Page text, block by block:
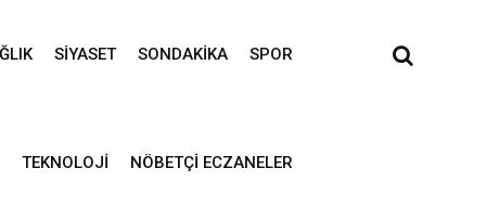
SIYASET SONDAKIKA SPOR
TEKNOLOJI NÖBETÇI ECZANELER